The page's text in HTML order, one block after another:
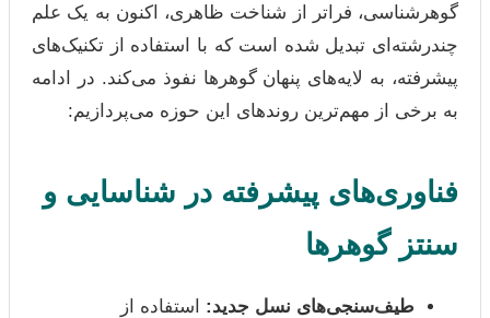
گوهرشناسی، فراتر از شناخت ظاهری، اکنون به یک علم
چندرشته‌ای تبدیل شده است که با استفاده از تکنیک‌های
پیشرفته، به لایه‌های پنهان گوهرها نفوذ می‌کند. در ادامه
به برخی از مهم‌ترین روندهای این حوزه می‌پردازیم:
فناوری‌های پیشرفته در شناسایی و
سنتز گوهرها
طیف‌سنجی‌های نسل جدید: استفاده از